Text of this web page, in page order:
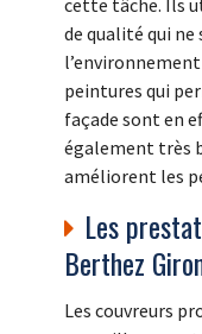
de qualité qui
peintures qui
façade sont en
également très
améliorent les
Les
Berthez
Les couvreurs